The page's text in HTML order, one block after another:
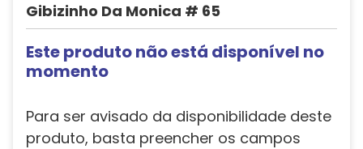
Gibizinho Da Monica # 65
Este produto não está disponível no
momento
Para ser avisado da disponibilidade deste
produto, basta preencher os campos